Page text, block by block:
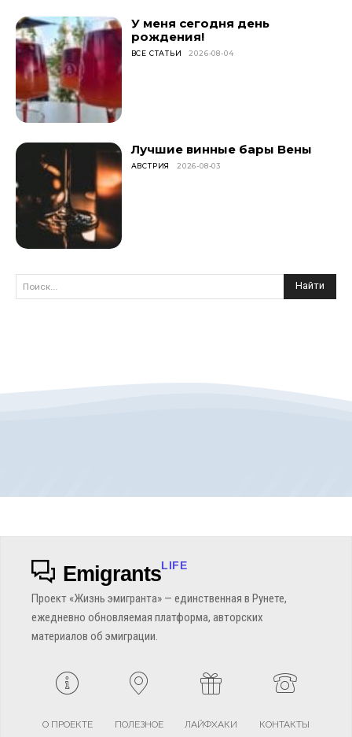
У меня сегодня день
рождения!
ВСЕ СТАТЬИ 2026-08-04
Лучшие винные бары Вены
АВСТРИЯ 2026-08-03
Поиск... Найти
EmigrantsLIFE
Проект «Жизнь эмигранта» — единственная в Рунете,
ежедневно обновляемая платформа, авторских
материалов об эмиграции.
О ПРОЕКТЕ ПОЛЕЗНОЕ ЛАЙФХАКИ КОНТАКТЫ